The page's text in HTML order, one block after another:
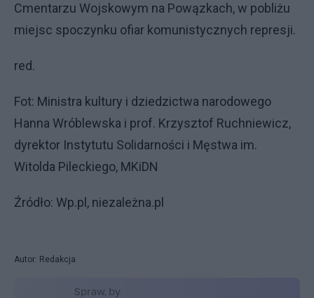
Cmentarzu Wojskowym na Powązkach, w pobliżu
miejsc spoczynku ofiar komunistycznych represji.
red.
Fot: Ministra kultury i dziedzictwa narodowego
Hanna Wróblewska i prof. Krzysztof Ruchniewicz,
dyrektor Instytutu Solidarności i Męstwa im.
Witolda Pileckiego, MKiDN
Źródło: Wp.pl, niezależna.pl
Autor: Redakcja